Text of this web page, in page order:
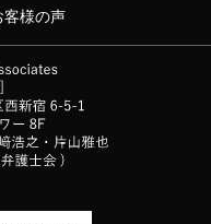
客様の声